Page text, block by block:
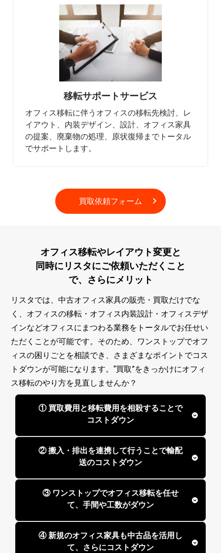
移転サポートサービス
オフィス移転に伴うオフィスの移転先検討、レ
イアウト、内装デザイン、設計、オフィス家具
の提案、廃棄物の処理、原状復帰までトータル
でサポートします。
買取依頼フォーム
オフィス移転やレイアウト変更と
同時にリスタにご依頼いただくこと
で、さらにメリット
リスタでは、中古オフィス家具の販売・買取だけでな
く、オフィスの移転・オフィス内装設計・オフィスデザ
インなどオフィスにまつわる業務をトータルでお任せい
ただくことが可能です。そのため、ワンストップでオフ
ィスの困りごとを相談でき、さまざまなポイントでコス
トダウンが可能になります。“買取”をきっかけにオフィ
ス移転のやり方を見直しませんか？
① 買取費用と移転費用を相殺することで
コストダウン
② 搬入・排出を連携して行うことで輸配
送のコストダウン
③ ワンストップでオフィス移転を任せ
て、手間や工数がダウン
④ 新規のオフィス家具も中古品を活用し
て、さらにコストダウン